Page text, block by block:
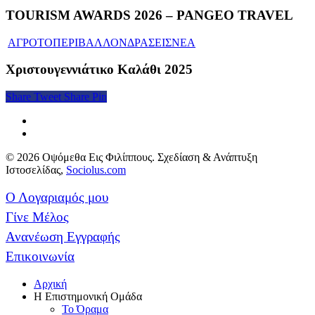
TOURISM AWARDS 2026 – PANGEO TRAVEL
ΑΓΡΟΤΟΠΕΡΙΒΑΛΛΟΝΔΡΑΣΕΙΣΝΕΑ
Χριστουγεννιάτικο Καλάθι 2025
Share Tweet Share Pin
© 2026 Οψόμεθα Εις Φιλίππους. Σχεδίαση & Ανάπτυξη
Ιστοσελίδας, Sociolus.com
Ο Λογαριαμός μου
Γίνε Μέλος
Ανανέωση Εγγραφής
Επικοινωνία
Αρχική
Η Επιστημονική Ομάδα
Το Όραμα